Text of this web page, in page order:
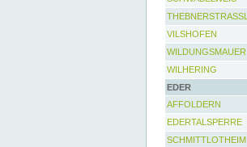
THEBNERSTRASSL
VILSHOFEN
WILDUNGSMAUER
WILHERING
EDER
AFFOLDERN
EDERTALSPERRE
SCHMITTLOTHEIM